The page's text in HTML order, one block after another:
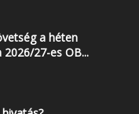
a héten
27-es OB...